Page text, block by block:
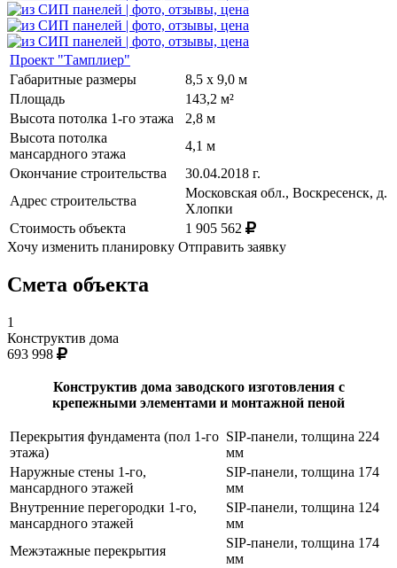
Проект "Тамплиер"
Габаритные размеры
8,5 х 9,0 м
Площадь
143,2 м²
Высота потолка 1-го этажа
2,8 м
Высота потолка
мансардного этажа
4,1 м
Окончание строительства
30.04.2018 г.
Адрес строительства
Московская обл., Воскресенск, д.
Хлопки
Стоимость объекта
1 905 562
Хочу изменить планировку Отправить заявку
Смета объекта
1
Конструктив дома
693 998
Конструктив дома заводского изготовления с
крепежными элементами и монтажной пеной
Перекрытия фундамента (пол 1-го
этажа)
SIP-панели, толщина 224
мм
Наружные стены 1-го,
мансардного этажей
SIP-панели, толщина 174
мм
Внутренние перегородки 1-го,
мансардного этажей
SIP-панели, толщина 124
мм
Межэтажные перекрытия
SIP-панели, толщина 174
мм